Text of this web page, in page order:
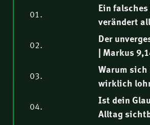
01.
Ein
verändert
Markus
Biblische
Thomas
02.
Der
| Markus
Biblische
Elia Morise
03.
Warum
wirklich
Markus 9,1-
Biblische
04.
Ist dein
Alltag